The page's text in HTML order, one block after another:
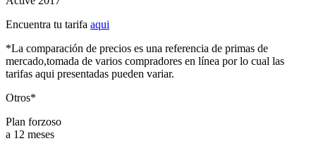
Encuentra tu tarifa aqui
*La comparación de precios es una referencia de primas de
mercado,tomada de varios compradores en línea por lo cual las
tarifas aqui presentadas pueden variar.
Otros*
Plan forzoso
a 12 meses